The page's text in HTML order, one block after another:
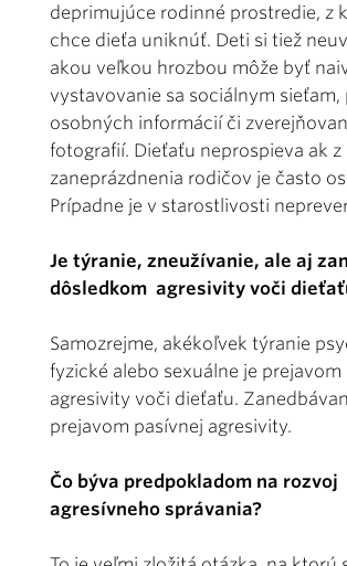
deprimujúce rodinné prostredie, z
chce dieťa uniknúť. Deti si tiež
akou veľkou hrozbou môže byť
vystavovanie sa sociálnym sieťam,
osobných informácií či
fotografií. Dieťaťu neprospieva ak
zaneprázdnenia rodičov je často
Prípadne je v starostlivosti
Je týranie, zneužívanie, ale aj
dôsledkom agresivity voči
Samozrejme, akékoľvek týranie
fyzické alebo sexuálne je prejavom
agresivity voči dieťaťu.
prejavom pasívnej agresivity.
Čo býva predpokladom na rozvoj
agresívneho správania?